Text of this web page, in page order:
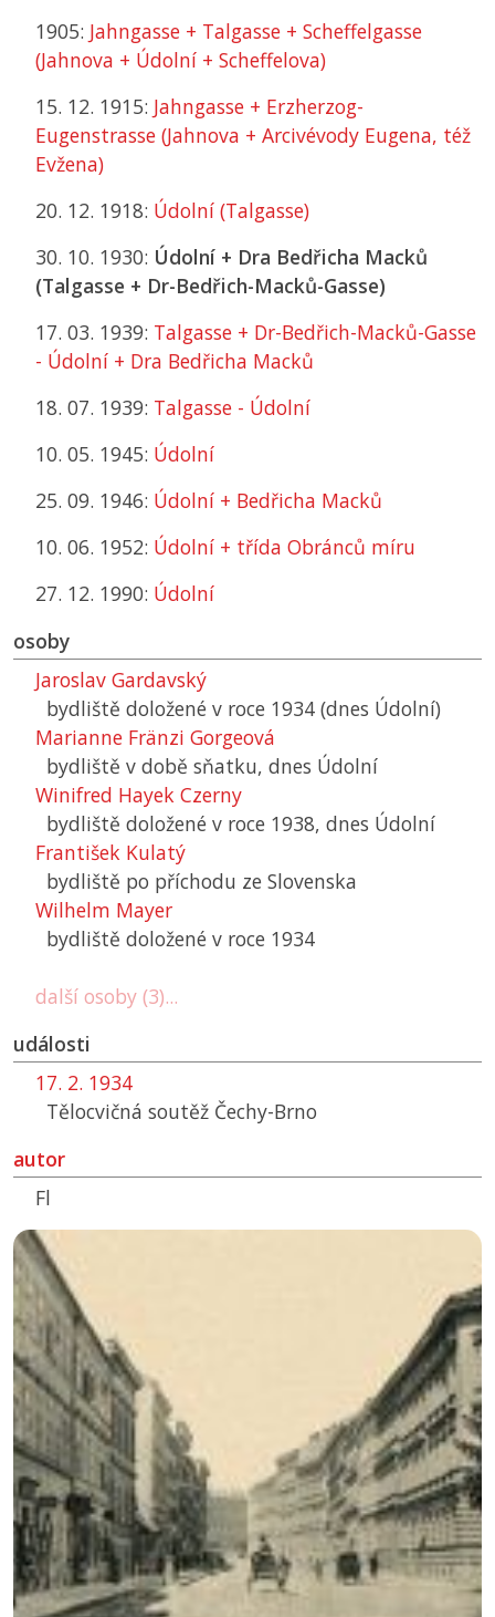
1905: Jahngasse + Talgasse + Scheffelgasse
(Jahnova + Údolní + Scheffelova)
15. 12. 1915: Jahngasse + Erzherzog-
Eugenstrasse (Jahnova + Arcivévody Eugena, též
Evžena)
20. 12. 1918: Údolní (Talgasse)
30. 10. 1930: Údolní + Dra Bedřicha Macků
(Talgasse + Dr-Bedřich-Macků-Gasse)
17. 03. 1939: Talgasse + Dr-Bedřich-Macků-Gasse
- Údolní + Dra Bedřicha Macků
18. 07. 1939: Talgasse - Údolní
10. 05. 1945: Údolní
25. 09. 1946: Údolní + Bedřicha Macků
10. 06. 1952: Údolní + třída Obránců míru
27. 12. 1990: Údolní
osoby
Jaroslav Gardavský
bydliště doložené v roce 1934 (dnes Údolní)
Marianne Fränzi Gorgeová
bydliště v době sňatku, dnes Údolní
Winifred Hayek Czerny
bydliště doložené v roce 1938, dnes Údolní
František Kulatý
bydliště po příchodu ze Slovenska
Wilhelm Mayer
bydliště doložené v roce 1934
další osoby (3)...
události
17. 2. 1934
Tělocvičná soutěž Čechy-Brno
autor
Fl